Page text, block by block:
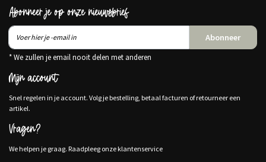
Abonneer je op onze nieuwsbrief
Abonneer
* We zullen je email nooit delen met anderen
Mijn account
Snel regelen in je account. Volg je bestelling, betaal facturen of retourneer een
artikel.
Vragen?
We helpen je graag. Raadpleeg onze klantenservice